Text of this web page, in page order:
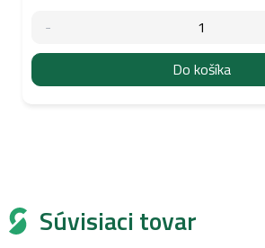
Súvisiaci tovar
Do košíka